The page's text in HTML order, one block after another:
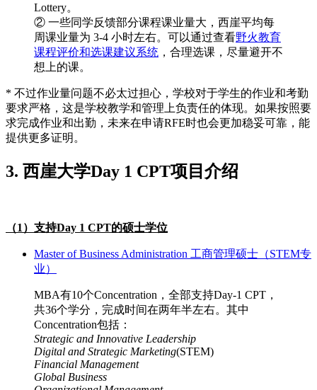
Lottery。
② 一些同学反馈部分课程课业量大，西崖平均每
周课业量为 3-4 小时左右。可以通过查看野火教育
课程评价和选课建议系统 ，合理选课，尽量避开不
想上的课。
* 不过作业量问题不必太过担心，学校对于学生的作业和考勤
要求严格，这是学校教学和管理上负责任的体现。如果按照要
求完成作业和出勤，未来在申请RFE时也会更加稳妥可靠，能
提供更多证明。
3. 西崖大学Day 1 CPT项目介绍
（1）支持Day 1 CPT的硕士学位
Master of Business Administration 工商管理硕士（STEM专
业）
MBA有10个Concentration，全部支持Day-1 CPT，
共36个学分，完成时间在两年半左右。其中
Concentration包括：
Strategic and Innovative Leadership
Digital and Strategic Marketing(STEM)
Financial Management
Global Business